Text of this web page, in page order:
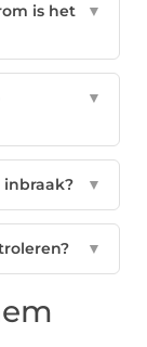
is het
▼
▼
▼
▼